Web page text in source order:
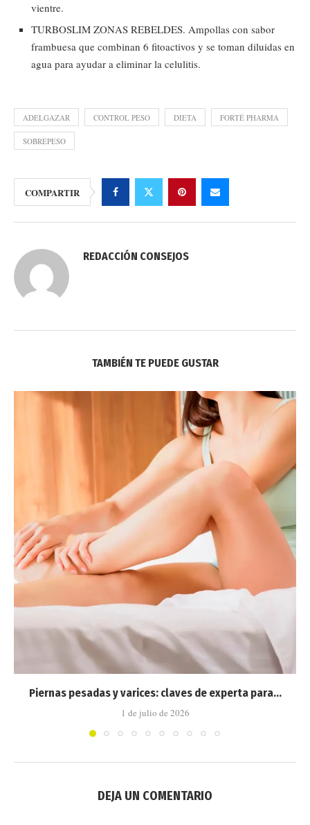
vientre.
TURBOSLIM ZONAS REBELDES. Ampollas con sabor
frambuesa que combinan 6 fitoactivos y se toman diluidas en
agua para ayudar a eliminar la celulitis.
ADELGAZAR CONTROL PESO DIETA FORTÉ PHARMA
SOBREPESO
COMPARTIR
REDACCIÓN CONSEJOS
TAMBIÉN TE PUEDE GUSTAR
Piernas pesadas y varices: claves de experta para...
1 de julio de 2026
DEJA UN COMENTARIO